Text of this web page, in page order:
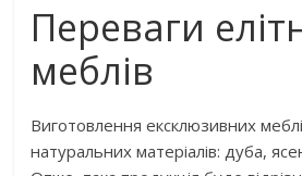
Переваги
меблів
Виготовлення ексклюзивних
натуральних матеріалів: дуба,